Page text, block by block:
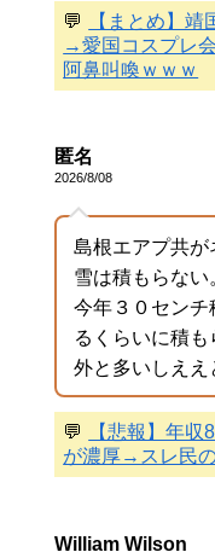
💬
【まとめ】
→愛国コスプレ
阿鼻叫喚ｗｗｗ
匿名
2026/8/08
島根エアプ共
雪は積もらない
今年３０セン
るくらいに積
外と多いしええ
💬
【悲報】年
が濃厚→スレ民
William Wilson